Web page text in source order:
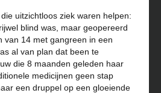
uitzichtloos ziek waren helpen:
blind was, maar geopereerd
van 14 met gangreen in een
al van plan dat been te
die 8 maanden geleden haar
medicijnen geen stap
een druppel op een gloeiende